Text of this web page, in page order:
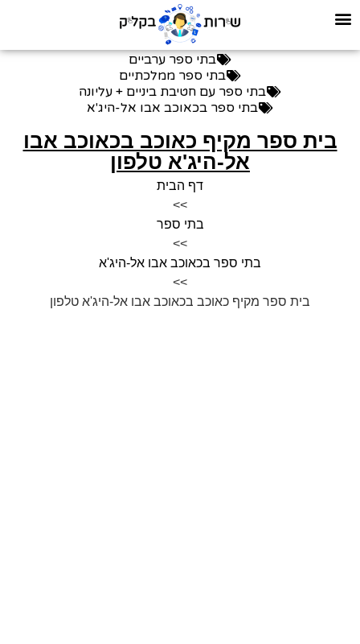
בתי ספר ערביים
בתי ספר ממלכתיים
בתי ספר עם חטיבת ביניים + עליונה
בתי ספר בכאוכב אבו אל-היג'א
בית ספר מקיף כאוכב בכאוכב אבו
אל-היג'א טלפון
דף הבית
>>
בתי ספר
>>
בתי ספר בכאוכב אבו אל-היג'א
>>
בית ספר מקיף כאוכב בכאוכב אבו אל-היג'א טלפון